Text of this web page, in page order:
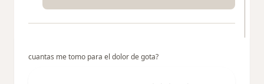
cuantas me tomo para el dolor de gota?